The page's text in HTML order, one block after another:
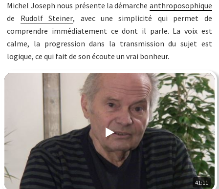
Michel Joseph nous présente la démarche anthroposophique
de Rudolf Steiner, avec une simplicité qui permet de
comprendre immédiatement ce dont il parle. La voix est
calme, la progression dans la transmission du sujet est
logique, ce qui fait de son écoute un vrai bonheur.
41:11